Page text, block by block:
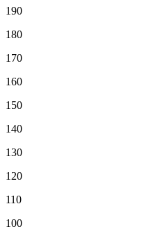
190
180
170
160
150
140
130
120
110
100